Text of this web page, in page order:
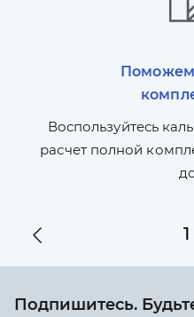
Поможем
Воспользуйтесь
расчет полной
1
Подпишитесь.